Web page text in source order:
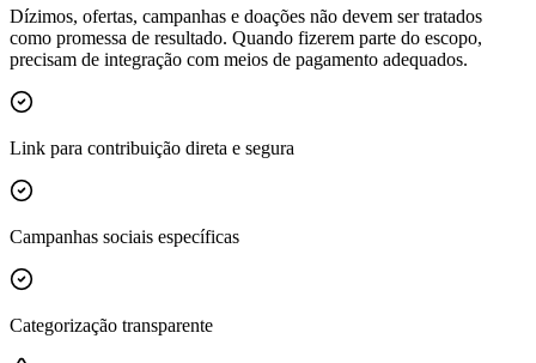
Dízimos, ofertas, campanhas e doações não devem ser tratados
como promessa de resultado. Quando fizerem parte do escopo,
precisam de integração com meios de pagamento adequados.
Link para contribuição direta e segura
Campanhas sociais específicas
Categorização transparente